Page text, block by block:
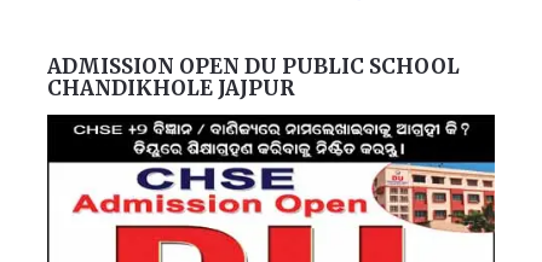
ADMISSION OPEN DU PUBLIC SCHOOL
CHANDIKHOLE JAJPUR